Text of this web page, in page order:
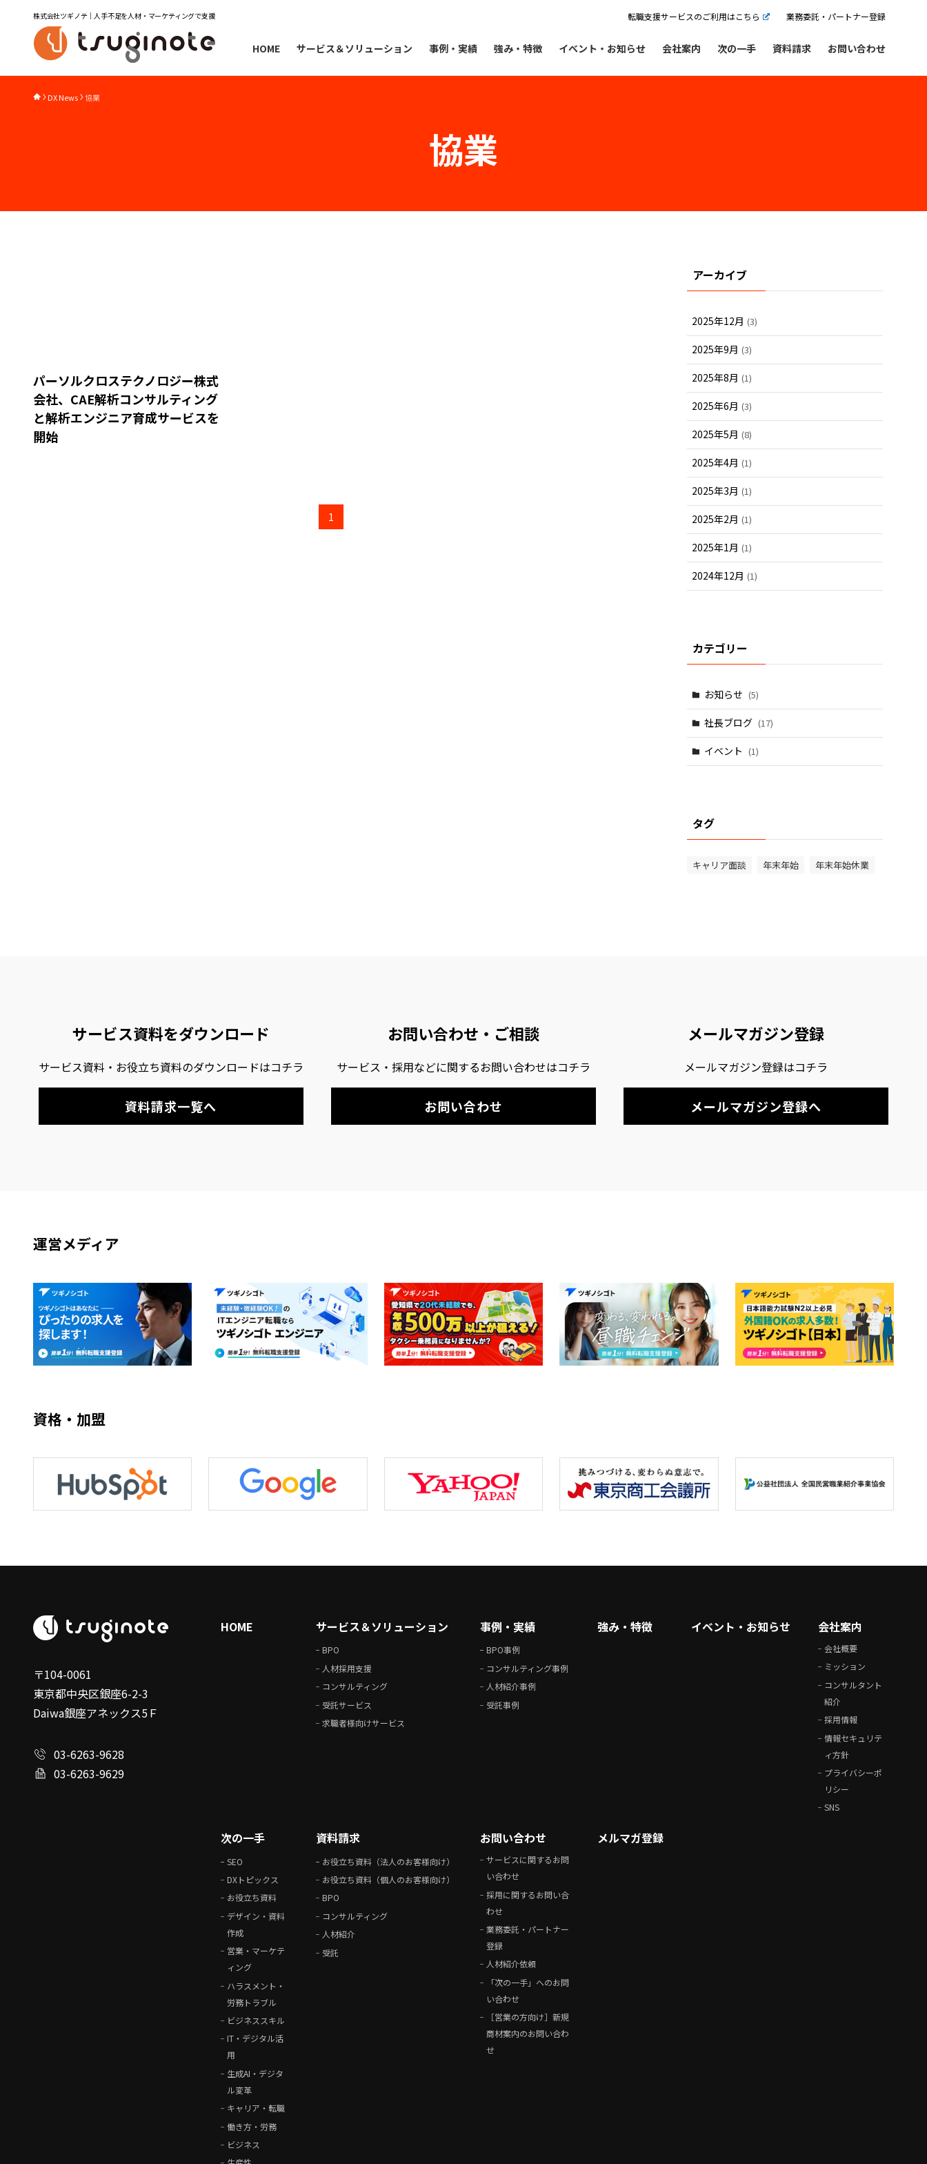
株式会社ツギノテ｜人手不足を人材・マーケティングで支援 転職支援サービスのご利用はこちら 業務委託・パートナー登録
HOME サービス＆ソリューション 事例・実績 強み・特徴 イベント・お知らせ 会社案内 次の一手 資料請求 お問い合わせ
DX News 協業
協業
パーソルクロステクノロジー株式
会社、CAE解析コンサルティング
と解析エンジニア育成サービスを
開始
1
アーカイブ
2025年12月 (3)
2025年9月 (3)
2025年8月 (1)
2025年6月 (3)
2025年5月 (8)
2025年4月 (1)
2025年3月 (1)
2025年2月 (1)
2025年1月 (1)
2024年12月 (1)
カテゴリー
お知らせ (5)
社長ブログ (17)
イベント (1)
タグ
キャリア面談 年末年始 年末年始休業
サービス資料をダウンロード
サービス資料・お役立ち資料のダウンロードはコチラ
資料請求一覧へ
お問い合わせ・ご相談
サービス・採用などに関するお問い合わせはコチラ
お問い合わせ
メールマガジン登録
メールマガジン登録はコチラ
メールマガジン登録へ
運営メディア
資格・加盟
〒104-0061
東京都中央区銀座6-2-3
Daiwa銀座アネックス5Ｆ
03-6263-9628
03-6263-9629
HOME サービス＆ソリューション
BPO
人材採用支援
コンサルティング
受託サービス
求職者様向けサービス
事例・実績
BPO事例
コンサルティング事例
人材紹介事例
受託事例
強み・特徴 イベント・お知らせ 会社案内
会社概要
ミッション
コンサルタント
紹介
採用情報
情報セキュリテ
ィ方針
プライバシーポ
リシー
SNS
次の一手
SEO
DXトピックス
お役立ち資料
デザイン・資料
作成
営業・マーケテ
ィング
ハラスメント・
労務トラブル
ビジネススキル
IT・デジタル活
用
生成AI・デジタ
ル変革
キャリア・転職
働き方・労務
ビジネス
資料請求
お役立ち資料（法人のお客様向け）
お役立ち資料（個人のお客様向け）
BPO
コンサルティング
人材紹介
受託
お問い合わせ
サービスに関するお問
い合わせ
採用に関するお問い合
わせ
業務委託・パートナー
登録
人材紹介依頼
「次の一手」へのお問
い合わせ
［営業の方向け］新規
商材案内のお問い合わ
せ
メルマガ登録